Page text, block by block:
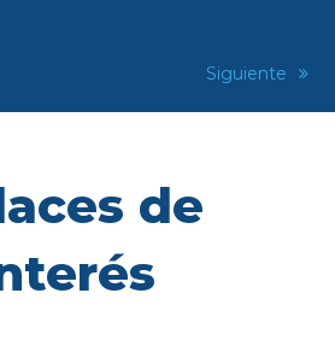
next
Siguiente
de